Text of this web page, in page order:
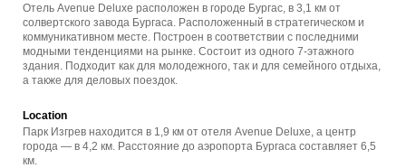
Отель Avenue Deluxe расположен в городе Бургас, в 3,1 км от
солвертского завода Бургаса. Расположенный в стратегическом и
коммуникативном месте. Построен в соответствии с последними
модными тенденциями на рынке. Состоит из одного 7-этажного
здания. Подходит как для молодежного, так и для семейного отдыха,
а также для деловых поездок.
Location
Парк Изгрев находится в 1,9 км от отеля Avenue Deluxe, а центр
города — в 4,2 км. Расстояние до аэропорта Бургаса составляет 6,5
км.